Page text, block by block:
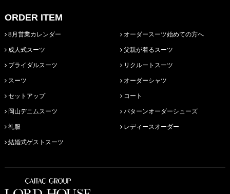
ORDER ITEM
8月営業カレンダー
成人式スーツ
ブライダルスーツ
スーツ
セットアップ
岡山デニムスーツ
礼服
結婚式ゲストスーツ
オーダースーツ始めての方へ
父親が着るスーツ
リクルートスーツ
オーダーシャツ
コート
パターンオーダーシューズ
レディースオーダー